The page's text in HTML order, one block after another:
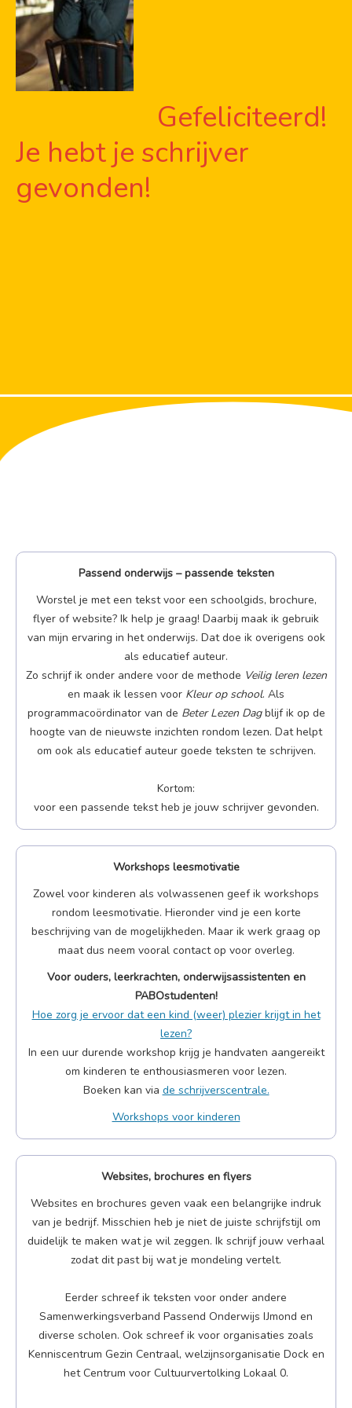
Gefeliciteerd!
Je hebt je schrijver
gevonden!
Passend onderwijs – passende teksten
Worstel je met een tekst voor een schoolgids, brochure,
flyer of website? Ik help je graag! Daarbij maak ik gebruik
van mijn ervaring in het onderwijs. Dat doe ik overigens ook
als educatief auteur.
Zo schrijf ik onder andere voor de methode Veilig leren lezen
en maak ik lessen voor Kleur op school. Als
programmacoördinator van de Beter Lezen Dagblijf ik op de
hoogte van de nieuwste inzichten rondom lezen. Dat helpt
om ook als educatief auteur goede teksten te schrijven.
Kortom:
voor een passende tekst heb je jouw schrijver gevonden.
Workshops leesmotivatie
Zowel voor kinderen als volwassenen geef ik workshops
rondom leesmotivatie. Hieronder vind je een korte
beschrijving van de mogelijkheden. Maar ik werk graag op
maat dus neem vooral contact op voor overleg.
Voor ouders, leerkrachten, onderwijsassistenten en
PABOstudenten!
Hoe zorg je ervoor dat een kind (weer) plezier krijgt in het
lezen?
In een uur durende workshop krijg je handvaten aangereikt
om kinderen te enthousiasmeren voor lezen.
Boeken kan via de schrijverscentrale.
Workshops voor kinderen
Websites, brochures en flyers
Websites en brochures geven vaak een belangrijke indruk
van je bedrijf. Misschien heb je niet de juiste schrijfstijl om
duidelijk te maken wat je wil zeggen. Ik schrijf jouw verhaal
zodat dit past bij wat je mondeling vertelt.
Eerder schreef ik teksten voor onder andere
Samenwerkingsverband Passend Onderwijs IJmond en
diverse scholen. Ook schreef ik voor organisaties zoals
Kenniscentrum Gezin Centraal, welzijnsorganisatie Dock en
het Centrum voor Cultuurvertolking Lokaal 0.